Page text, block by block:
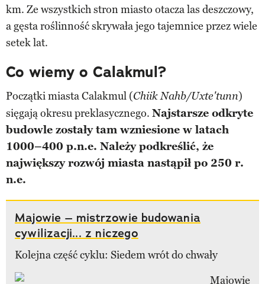
km. Ze wszystkich stron miasto otacza las deszczowy,
a gęsta roślinność skrywała jego tajemnice przez wiele
setek lat.
Co wiemy o Calakmul?
Początki miasta Calakmul (Chiik Nahb/Uxte'tunn)
sięgają okresu preklasycznego. Najstarsze odkryte
budowle zostały tam wzniesione w latach
1000–400 p.n.e. Należy podkreślić, że
największy rozwój miasta nastąpił po 250 r.
n.e.
Majowie – mistrzowie budowania
cywilizacji... z niczego
Kolejna część cyklu: Siedem wrót do chwały